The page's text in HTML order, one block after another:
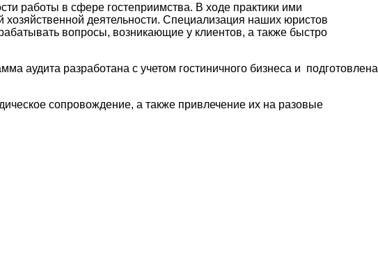
работы в сфере гостеприимства. В ходе практики ими
хозяйственной деятельности. Специализация наших юристов
вопросы, возникающие у клиентов, а также быстро
аудита разработана с учетом гостиничного бизнеса и подготовлена
сопровождение, а также привлечение их на разовые